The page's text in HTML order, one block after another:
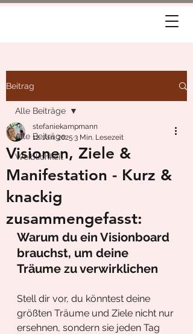
Beitrag
Alle Beiträge
Weiblichkeit
Alle Beiträge
Visionen, Ziele &
Manifestation - Kurz &
knackig
zusammengefasst:
stefaniekampmann
12. Jan. 2025 3 Min. Lesezeit
Warum du ein Visionboard
brauchst, um deine
Träume zu verwirklichen
Stell dir vor, du könntest deine
größten Träume und Ziele nicht nur
ersehnen, sondern sie jeden Tag